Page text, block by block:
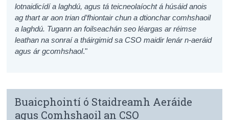
lotnaidicídí a laghdú, agus tá teicneolaíocht á húsáid anois
ag thart ar aon trian d’fhiontair chun a dtionchar comhshaoil
a laghdú. Tugann an foilseachán seo léargas ar réimse
leathan na sonraí a tháirgimid sa CSO maidir lenár n-aeráid
agus ár gcomhshaol."
Buaicphointí ó Staidreamh Aeráide
agus Comhshaoil an CSO